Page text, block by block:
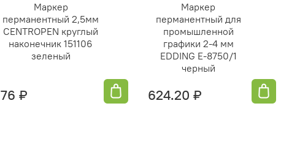
Маркер
перманентный 2,5мм
СENTROPEN круглый
наконечник 151106
зеленый
76 ₽
Маркер
перманентный для
промышленной
графики 2-4 мм
EDDING E-8750/1
черный
624.20 ₽